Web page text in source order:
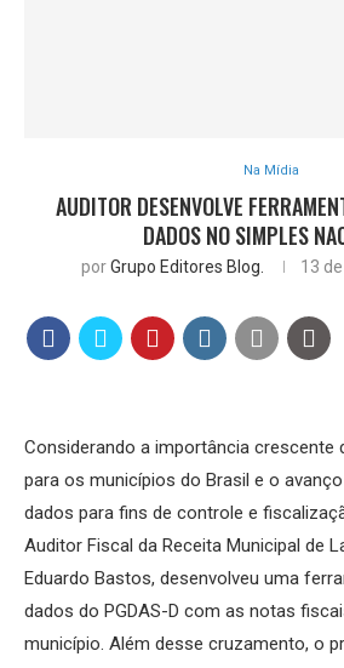
Na Mídia
AUDITOR DESENVOLVE
DADOS NO SIMPLES
porGrupo Editores Blog. 13
Considerando a importância crescente
para os municípios do Brasil e o
dados para fins de controle e
Auditor Fiscal da Receita Municipal de
Eduardo Bastos, desenvolveu uma
dados do PGDAS-D com as notas
município. Além desse cruzamento, o